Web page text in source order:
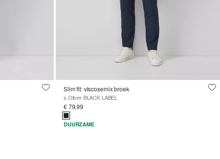
Slim fit: viscosemix broek
s.Oliver BLACK LABEL
€ 79,99
DUURZAME